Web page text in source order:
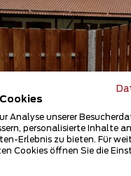
Analyse unserer
personalisierte Inhalte
Erlebnis zu bieten. Für
Cookies öffnen Sie die